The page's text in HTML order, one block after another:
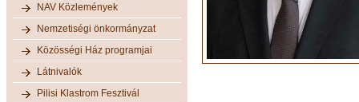
NAV Közlemények
Nemzetiségi önkormányzat
Közösségi Ház programjai
Látnivalók
Pilisi Klastrom Fesztivál